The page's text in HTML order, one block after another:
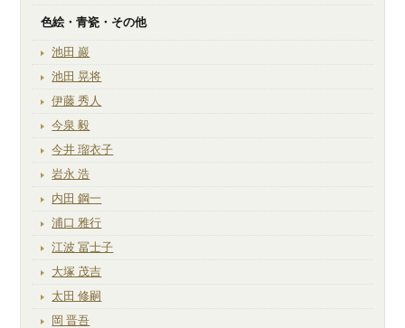
色絵・青瓷・その他
池田 巖
池田 晃将
伊藤 秀人
今泉 毅
今井 瑠衣子
岩永 浩
内田 鋼一
浦口 雅行
江波 冨士子
大塚 茂吉
太田 修嗣
岡 晋吾